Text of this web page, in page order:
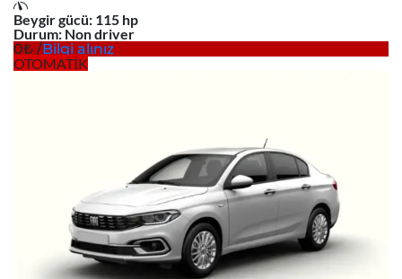
Beygir gücü: 115 hp
Durum:Non driver
0
/Bilgi alınız
OTOMATİK